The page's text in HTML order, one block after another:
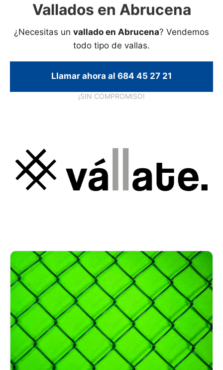
Vallados en Abrucena
¿Necesitas un vallado en Abrucena? Vendemos
todo tipo de vallas.
Llamar ahora al 684 45 27 21
¡SIN COMPROMISO!